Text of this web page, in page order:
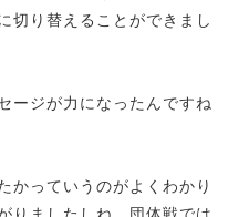
切り替えることができまし
ージが力になったんですね
かっていうのがよくわかり